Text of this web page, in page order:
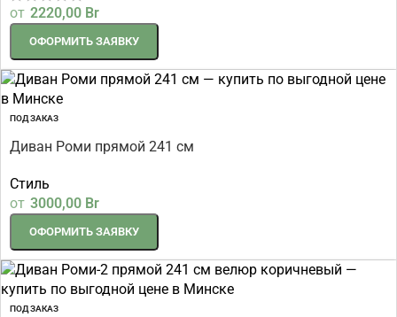
от 2220,00 Br
ОФОРМИТЬ ЗАЯВКУ
ПОД ЗАКАЗ
Диван Роми прямой 241 см
Стиль
от 3000,00 Br
ОФОРМИТЬ ЗАЯВКУ
ПОД ЗАКАЗ